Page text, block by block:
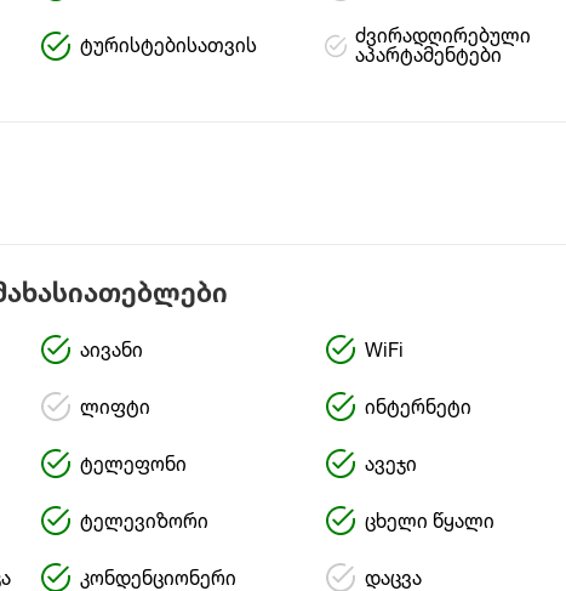
ტურისტებისათვის
ძვირადღირებული
აპარტამენტები
აივანი WiFi
ლიფტი ინტერნეტი
ტელეფონი ავეჯი
ტელევიზორი ცხელი წყალი
კონდენციონერი დაცვა